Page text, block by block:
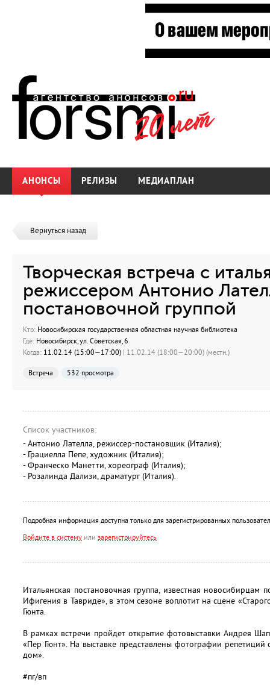
АНОНСЫ РЕЛИЗЫ МЕДИАПЛАН
Вернуться назад
Творческая встреча с
режиссером Антонио
постановочной группой
Кто: Новосибирская государственная областная научная библиотека
Где: Новосибирск, ул. Советская, 6
Когда: 11.02.14 (15:00—17:00) | 11.02.14 (18:00—20:00) (местн.)
Встреча 532 просмотра
Список участников:
- Антонио Лателла, режиссер-постановщик (Италия);
- Грациелла Пепе, художник (Италия);
- Франческо Манетти, хореограф (Италия);
- Розалинда Дализи, драматург (Италия).
Подробная информация доступна только для зарегистрированных
Войдите в систему или зарегистрируйтесь
Итальянская постановочная группа, известная новосибирцам
Ифигения в Тавриде», в этом сезоне воплотит на сцене
Гюнта.
В рамках встречи пройдет открытие фотовыставки Андрея
«Пер Гюнт». На выставке представлены фотографии репетиций
дом».
#пг/вп